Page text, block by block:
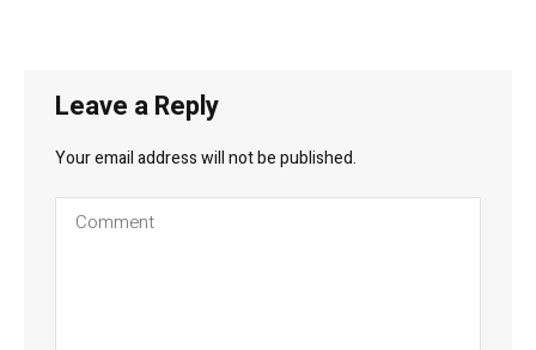
Leave a Reply
Your email address will not be published.